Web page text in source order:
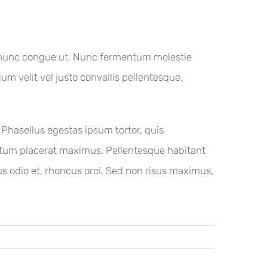
congue ut. Nunc fermentum molestie
velit vel justo convallis pellentesque.
egestas ipsum tortor, quis
placerat maximus. Pellentesque habitant
odio et, rhoncus orci. Sed non risus maximus,